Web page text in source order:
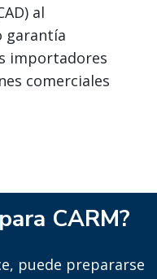
al
garantía
importadores
comerciales
CARM?
puede prepararse